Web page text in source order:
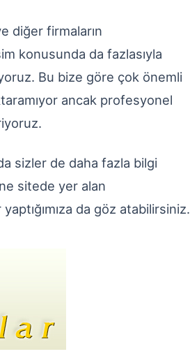
diğer firmaların
konusunda da fazlasıyla
Bu bize göre çok önemli
ancak profesyonel
sizler de daha fazla bilgi
sitede yer alan
da göz atabilirsiniz.